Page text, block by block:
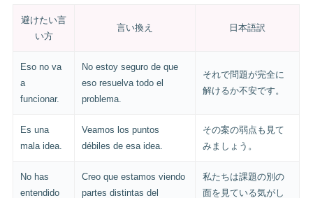
避けたい言
い方
言い換え 日本語訳
Eso no va
a
funcionar.
No estoy seguro de que
eso resuelva todo el
problema.
それで問題が完全に
解けるか不安です。
Es una
mala idea.
Veamos los puntos
débiles de esa idea.
その案の弱点も見て
みましょう。
No has
entendido
Creo que estamos viendo
partes distintas del
私たちは課題の別の
面を見ている気がし